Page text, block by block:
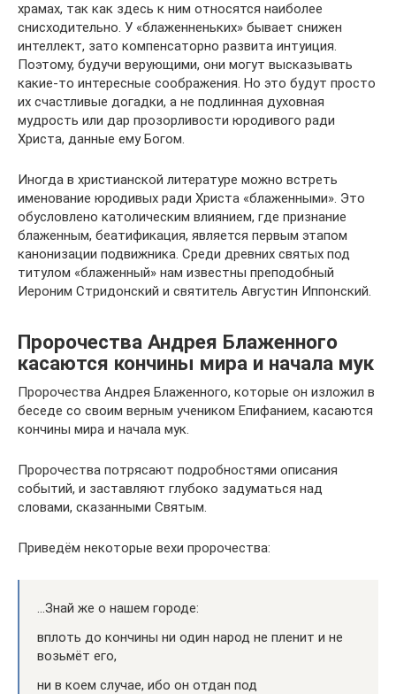
храмах, так как здесь к ним относятся наиболее
снисходительно. У «блаженненьких» бывает снижен
интеллект, зато компенсаторно развита интуиция.
Поэтому, будучи верующими, они могут высказывать
какие-то интересные соображения. Но это будут просто
их счастливые догадки, а не подлинная духовная
мудрость или дар прозорливости юродивого ради
Христа, данные ему Богом.
Иногда в христианской литературе можно встреть
именование юродивых ради Христа «блаженными». Это
обусловлено католическим влиянием, где признание
блаженным, беатификация, является первым этапом
канонизации подвижника. Среди древних святых под
титулом «блаженный» нам известны преподобный
Иероним Стридонский и святитель Августин Иппонский.
Пророчества Андрея Блаженного
касаются кончины мира и начала мук
Пророчества Андрея Блаженного, которые он изложил в
беседе со своим верным учеником Епифанием, касаются
кончины мира и начала мук.
Пророчества потрясают подробностями описания
событий, и заставляют глубоко задуматься над
словами, сказанными Святым.
Приведём некоторые вехи пророчества:
…Знай же о нашем городе:
вплоть до кончины ни один народ не пленит и не
возьмёт его,
ни в коем случае, ибо он отдан под